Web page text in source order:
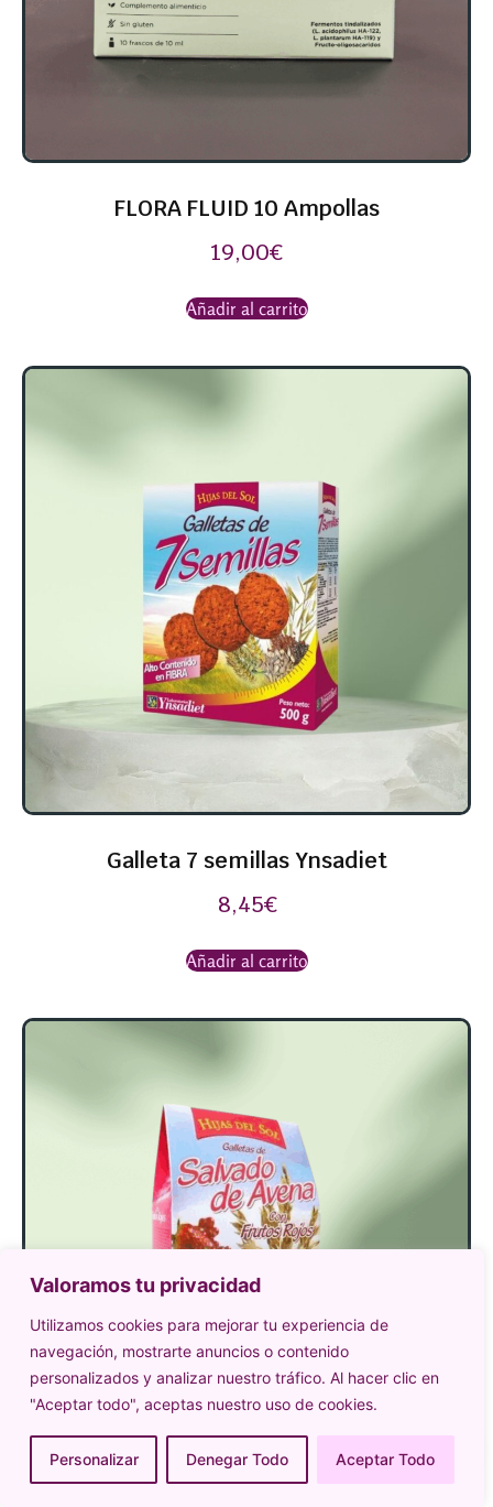
Valoramos tu privacidad
Utilizamos cookies para mejorar tu experiencia de
navegación, mostrarte anuncios o contenido
personalizados y analizar nuestro tráfico. Al hacer clic en
"Aceptar todo", aceptas nuestro uso de cookies.
Personalizar Denegar Todo Aceptar Todo
FLORA FLUID 10 Ampollas
19,00€
Añadir al carrito
Galleta 7 semillas Ynsadiet
8,45€
Añadir al carrito